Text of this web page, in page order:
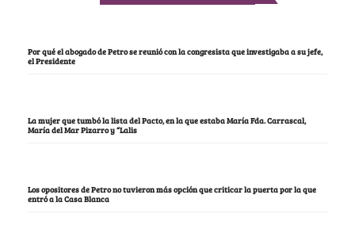
Por qué el abogado de Petro se reunió con la congresista que investigaba a su jefe,
el Presidente
La mujer que tumbó la lista del Pacto, en la que estaba María Fda. Carrascal,
María del Mar Pizarro y “Lalis
Los opositores de Petro no tuvieron más opción que criticar la puerta por la que
entró a la Casa Blanca